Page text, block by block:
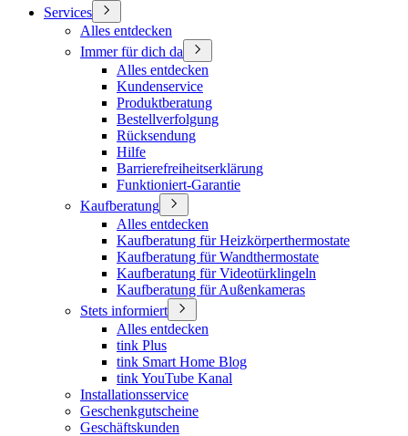
Services
Alles entdecken
Immer für dich da
Alles entdecken
Kundenservice
Produktberatung
Bestellverfolgung
Rücksendung
Hilfe
Barrierefreiheitserklärung
Funktioniert-Garantie
Kaufberatung
Alles entdecken
Kaufberatung für Heizkörperthermostate
Kaufberatung für Wandthermostate
Kaufberatung für Videotürklingeln
Kaufberatung für Außenkameras
Stets informiert
Alles entdecken
tink Plus
tink Smart Home Blog
tink YouTube Kanal
Installationsservice
Geschenkgutscheine
Geschäftskunden